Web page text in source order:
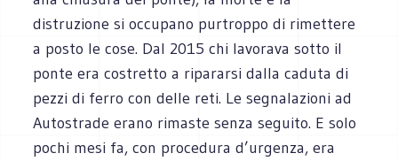
distruzione si occupano purtroppo di rimettere
a posto le cose. Dal 2015 chi lavorava sotto il
ponte era costretto a ripararsi dalla caduta di
pezzi di ferro con delle reti. Le segnalazioni ad
Autostrade erano rimaste senza seguito. E solo
pochi mesi fa, con procedura d’urgenza, era